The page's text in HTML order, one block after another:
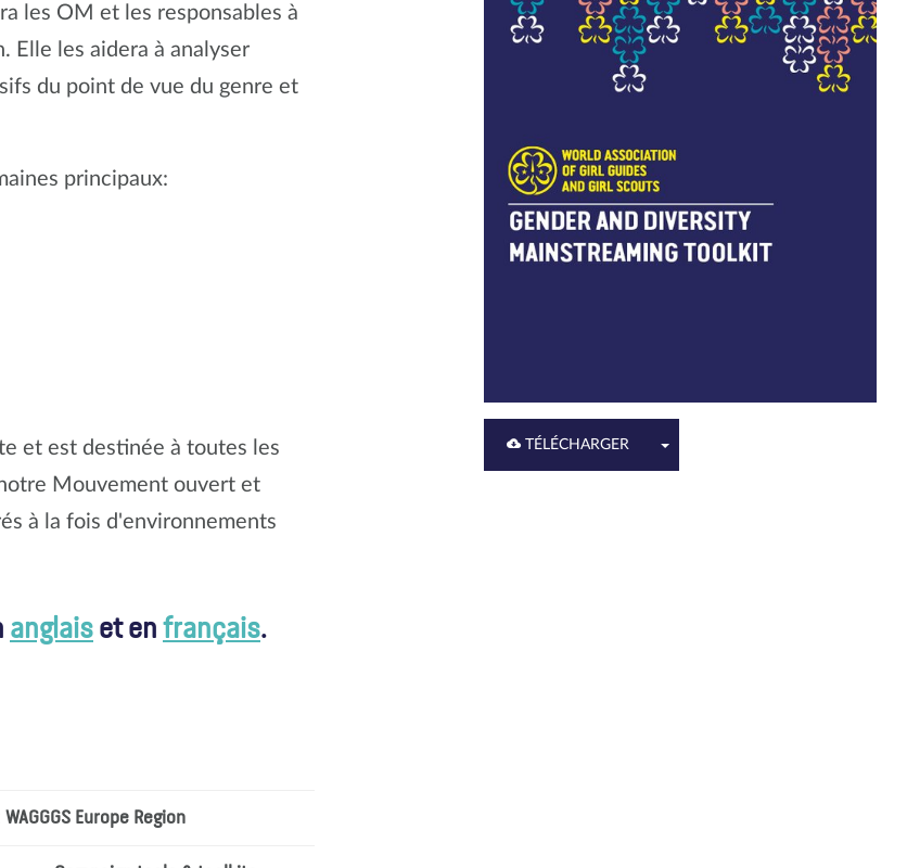
les OM et les responsables à
Elle les aidera à analyser
du point de vue du genre et
principaux:
et est destinée à toutes les
Mouvement ouvert et
à la fois d'environnements
anglais et en français.
WAGGGS Europe Region
TÉLÉCHARGER